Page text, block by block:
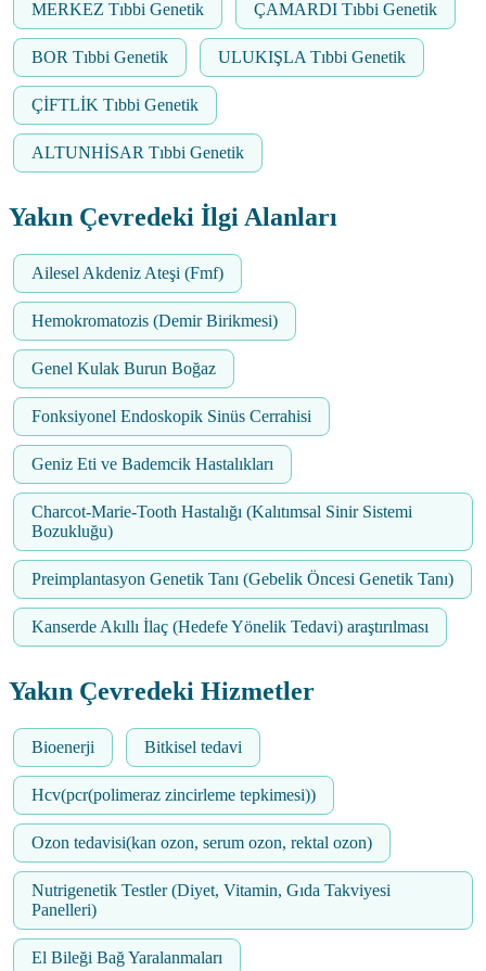
MERKEZ Tıbbi Genetik ÇAMARDI Tıbbi Genetik
BOR Tıbbi Genetik ULUKIŞLA Tıbbi Genetik
ÇİFTLİK Tıbbi Genetik
ALTUNHİSAR Tıbbi Genetik
Yakın Çevredeki İlgi Alanları
Ailesel Akdeniz Ateşi (Fmf)
Hemokromatozis (Demir Birikmesi)
Genel Kulak Burun Boğaz
Fonksiyonel Endoskopik Sinüs Cerrahisi
Geniz Eti ve Bademcik Hastalıkları
Charcot-Marie-Tooth Hastalığı (Kalıtımsal Sinir Sistemi
Bozukluğu)
Preimplantasyon Genetik Tanı (Gebelik Öncesi Genetik Tanı)
Kanserde Akıllı İlaç (Hedefe Yönelik Tedavi) araştırılması
Yakın Çevredeki Hizmetler
Bioenerji Bitkisel tedavi
Hcv(pcr(polimeraz zincirleme tepkimesi))
Ozon tedavisi(kan ozon, serum ozon, rektal ozon)
Nutrigenetik Testler (Diyet, Vitamin, Gıda Takviyesi
Panelleri)
El Bileği Bağ Yaralanmaları